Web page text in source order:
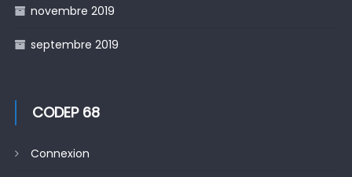
novembre 2019
septembre 2019
CODEP 68
Connexion